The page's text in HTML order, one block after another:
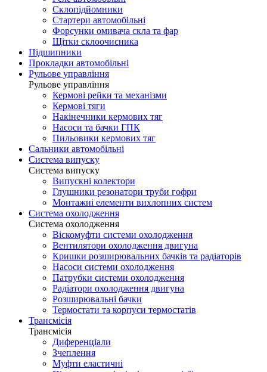
Склопідйомники
Стартери автомобільні
Форсунки омивача скла та фар
Щітки склоочисника
Підшипники
Прокладки автомобільні
Рульове управління
Рульове управління
Кермові рейки та механізми
Кермові тяги
Накінечники кермових тяг
Насоси та бачки ГПК
Пильовики кермових тяг
Сальники автомобільні
Система випуску
Система випуску
Випускні колектори
Глушники резонатори труби гофри
Монтажні елементи вихлопних систем
Система охолодження
Система охолодження
Віскомуфти системи охолодження
Вентилятори охолодження двигуна
Кришки розширювальних бачків та радіаторів
Насоси системи охолодження
Патрубки системи охолодження
Радіатори охолодження двигуна
Розширювальні бачки
Термостати та корпуси термостатів
Трансмісія
Трансмісія
Диференціали
Зчеплення
Муфти еластичні